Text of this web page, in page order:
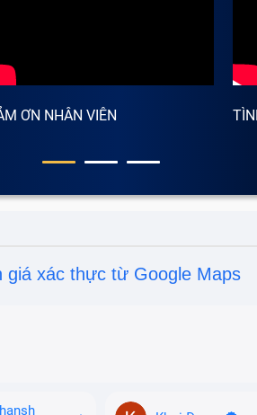
ƠN NHÂN VIÊN
giá xác thực từ Google Maps